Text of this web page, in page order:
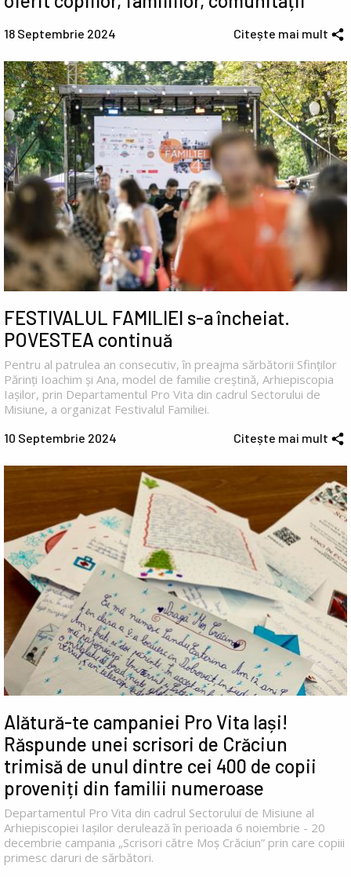
18 Septembrie 2024 Citește mai mult
FESTIVALUL FAMILIEI s-a încheiat.
POVESTEA continuă
Pentru al patrulea an consecutiv, în preajma sărbătorii Sfinților
Părinți Ioachim și Ana, model de familie creștină, Arhiepiscopia
Iașilor, prin Departamentul Pro Vita din cadrul Sectorului de
Misiune, a organizat Festivalul Familiei.
10 Septembrie 2024 Citește mai mult
Alătură-te campaniei Pro Vita Iași!
Răspunde unei scrisori de Crăciun
trimisă de unul dintre cei 400 de copii
proveniți din familii numeroase
Departamentul Pro Vita din cadrul Sectorului de Misiune al
Arhiepiscopiei Iașilor derulează în perioada 6 noiembrie - 20
decembrie campania „Scrisori către Moș Crăciun” prin care copiii
primesc daruri de sărbători.